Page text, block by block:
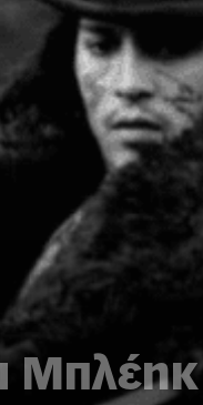
Μπλέηκ